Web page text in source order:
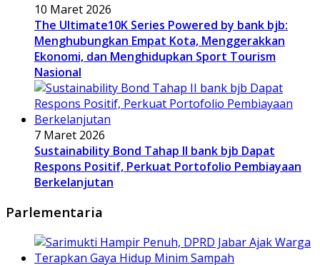
10 Maret 2026
The Ultimate10K Series Powered by bank bjb:
Menghubungkan Empat Kota, Menggerakkan
Ekonomi, dan Menghidupkan Sport Tourism
Nasional
7 Maret 2026
Sustainability Bond Tahap II bank bjb Dapat
Respons Positif, Perkuat Portofolio Pembiayaan
Berkelanjutan
Parlementaria